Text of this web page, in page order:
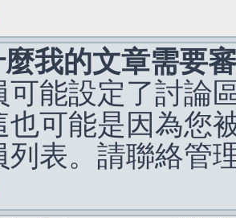
我的文章需要
可能設定了討論
也可能是因為您
列表。請聯絡管